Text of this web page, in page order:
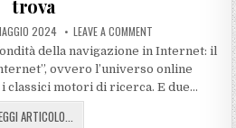
trova
2024 LEAVE A COMMENT
della navigazione in Internet: il
ovvero l’universo online
classici motori di ricerca. E due…
ARTICOLO...